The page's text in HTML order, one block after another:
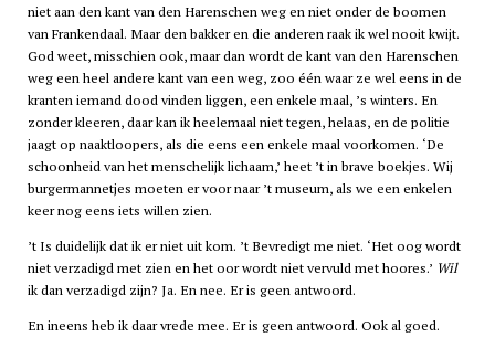
niet aan den kant van den Harenschen weg en niet onder de boomen
van Frankendaal. Maar den bakker en die anderen raak ik wel nooit kwijt.
God weet, misschien ook, maar dan wordt de kant van den Harenschen
weg een heel andere kant van een weg, zoo één waar ze wel eens in de
kranten iemand dood vinden liggen, een enkele maal, ’s winters. En
zonder kleeren, daar kan ik heelemaal niet tegen, helaas, en de politie
jaagt op naaktloopers, als die eens een enkele maal voorkomen. ‘De
schoonheid van het menschelijk lichaam,’ heet ’t in brave boekjes. Wij
burgermannetjes moeten er voor naar ’t museum, als we een enkelen
keer nog eens iets willen zien.
’t Is duidelijk dat ik er niet uit kom. ’t Bevredigt me niet. ‘Het oog wordt
niet verzadigd met zien en het oor wordt niet vervuld met hoores.’ Wil
ik dan verzadigd zijn? Ja. En nee. Er is geen antwoord.
En ineens heb ik daar vrede mee. Er is geen antwoord. Ook al goed.